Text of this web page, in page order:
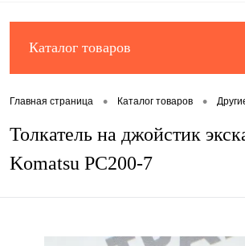
Каталог товаров
Главная страница • Каталог товаров •
Толкатель на джойстик
Komatsu PC200-7